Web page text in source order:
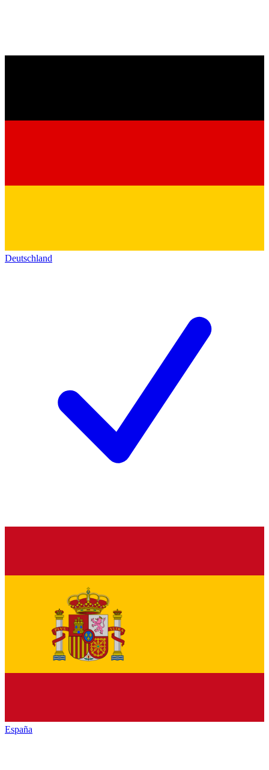
Deutschland
España